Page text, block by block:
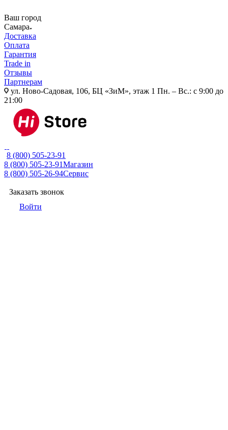
Ваш город
Самара
Доставка
Оплата
Гарантия
Trade in
Отзывы
Партнерам
ул. Ново-Садовая, 106, БЦ «ЗиМ», этаж 1 Пн. – Вс.: с 9:00 до
21:00
8 (800) 505-23-91
8 (800) 505-23-91Магазин
8 (800) 505-26-94Сервис
Заказать звонок
Войти